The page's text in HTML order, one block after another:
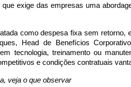
exige das empresas uma
como despesa fixa sem retorno,
Head de Benefícios
tecnologia, treinamento ou
e condições contratuais
veja o que observar